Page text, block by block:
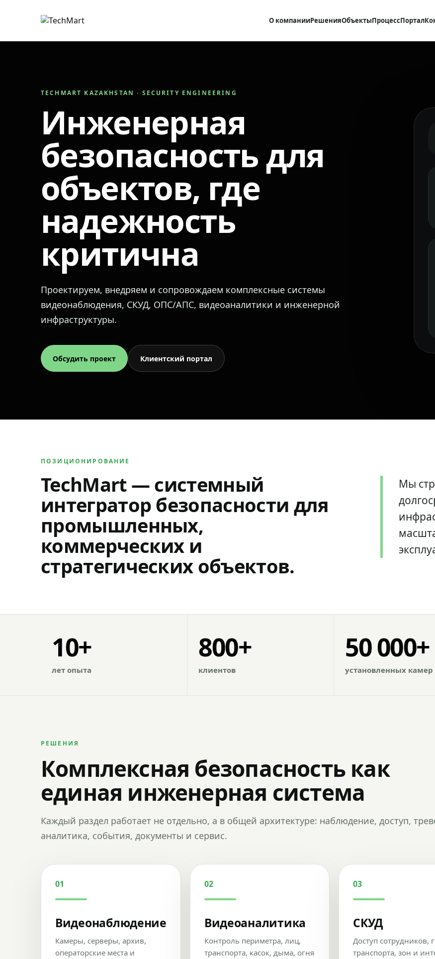
О компанииРешенияОбъектыПроцессПортал
TECHMART KAZAKHSTAN · SECURITY ENGINEERING
Инженерная
безопасность для
объектов, где
надежность
критична
Проектируем, внедряем и сопровождаем комплексные системы
видеонаблюдения, СКУД, ОПС/АПС, видеоаналитики и инженерной
инфраструктуры.
Обсудить проект Клиентский портал
ПОЗИЦИОНИРОВАНИЕ
TechMart — системный
интегратор безопасности для
промышленных,
коммерческих и
стратегических объектов.
Мы
10+
лет опыта
800+
клиентов
50 000+
установленных камер
РЕШЕНИЯ
Комплексная безопасность как
единая инженерная система
Каждый раздел работает не отдельно, а в общей архитектуре: наблюдение, доступ,
аналитика, события, документы и сервис.
01
Видеонаблюдение
Камеры, серверы, архив,
операторские места и
02
Видеоаналитика
Контроль периметра, лиц,
транспорта, касок, дыма, огня
03
СКУД
Доступ сотрудников,
транспорта, зон и